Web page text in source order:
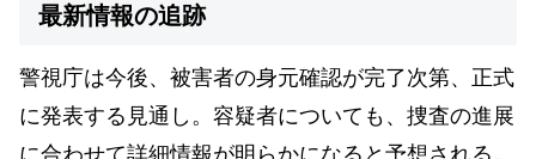
最新情報の追跡
警視庁は今後、被害者の身元確認が完了次第、正式
に発表する見通し。容疑者についても、捜査の進展
に合わせて詳細情報が明らかになると予想される。